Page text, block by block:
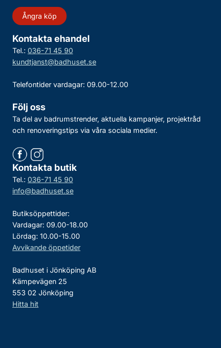
Ångra köp
Kontakta ehandel
Tel.: 036-71 45 90
kundtjanst@badhuset.se
Telefontider vardagar: 09.00-12.00
Följ oss
Ta del av badrumstrender, aktuella kampanjer, projektråd
och renoveringstips via våra sociala medier.
Kontakta butik
Tel.: 036-71 45 90
info@badhuset.se
Butiksöppettider:
Vardagar: 09.00-18.00
Lördag: 10.00-15.00
Avvikande öppetider
Badhuset i Jönköping AB
Kämpevägen 25
553 02 Jönköping
Hitta hit